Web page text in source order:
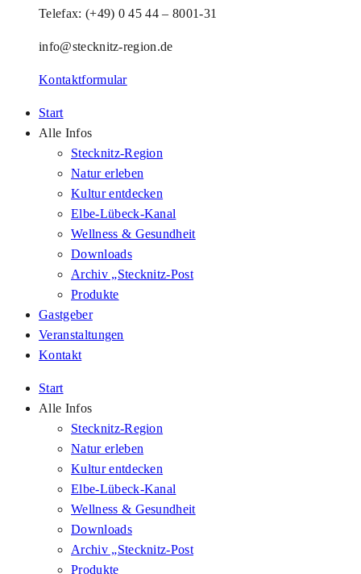
Telefax: (+49) 0 45 44 – 8001-31
info@stecknitz-region.de
Kontaktformular
Start
Alle Infos
Stecknitz-Region
Natur erleben
Kultur entdecken
Elbe-Lübeck-Kanal
Wellness & Gesundheit
Downloads
Archiv „Stecknitz-Post
Produkte
Gastgeber
Veranstaltungen
Kontakt
Start
Alle Infos
Stecknitz-Region
Natur erleben
Kultur entdecken
Elbe-Lübeck-Kanal
Wellness & Gesundheit
Downloads
Archiv „Stecknitz-Post
Produkte